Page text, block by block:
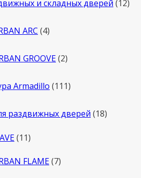
и складных дверей 12
ARC 44
GROOVE 22
Armadillo 111111
раздвижных дверей 1818
1111
FLAME 77